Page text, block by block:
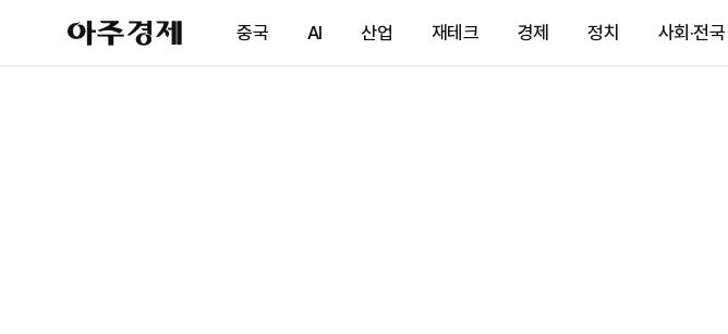
아
주
제
중국 AI 산업 재테크 경제 정치 사회·전국